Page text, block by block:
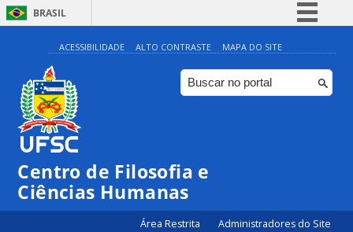
BRASIL
Simplifique!
Comunica BR
Participe
ACESSIBILIDADE ALTO CONTRASTE MAPA DO SITE
Centro de Filosofia e
Ciências Humanas
Área Restrita Administradores do Site